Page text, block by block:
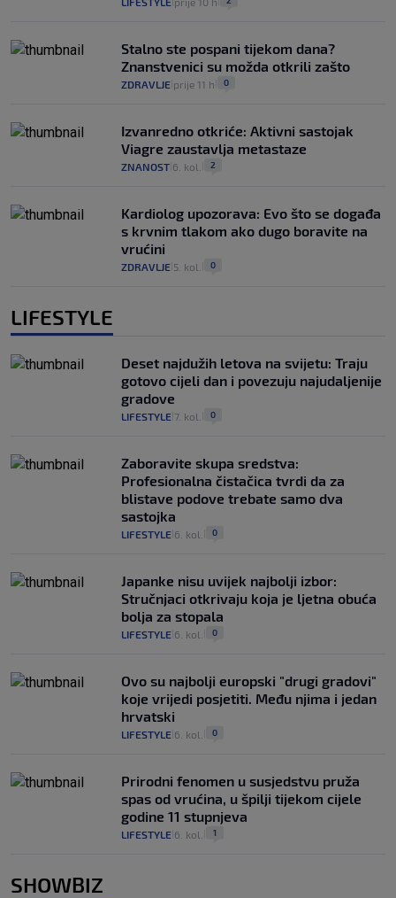
Stalno ste pospani tijekom dana?
Znanstvenici su možda otkrili zašto
ZDRAVLJE prije 11 h 0
Izvanredno otkriće: Aktivni sastojak
Viagre zaustavlja metastaze
ZNANOST 6. kol. 2
Kardiolog upozorava: Evo što se događa
s krvnim tlakom ako dugo boravite na
vrućini
ZDRAVLJE 5. kol. 0
LIFESTYLE
Deset najdužih letova na svijetu: Traju
gotovo cijeli dan i povezuju najudaljenije
gradove
LIFESTYLE 7. kol. 0
Zaboravite skupa sredstva:
Profesionalna čistačica tvrdi da za
blistave podove trebate samo dva
sastojka
LIFESTYLE 6. kol. 0
Japanke nisu uvijek najbolji izbor:
Stručnjaci otkrivaju koja je ljetna obuća
bolja za stopala
LIFESTYLE 6. kol. 0
Ovo su najbolji europski "drugi gradovi"
koje vrijedi posjetiti. Među njima i jedan
hrvatski
LIFESTYLE 6. kol. 0
Prirodni fenomen u susjedstvu pruža
spas od vrućina, u špilji tijekom cijele
godine 11 stupnjeva
LIFESTYLE 6. kol. 1
SHOWBIZ